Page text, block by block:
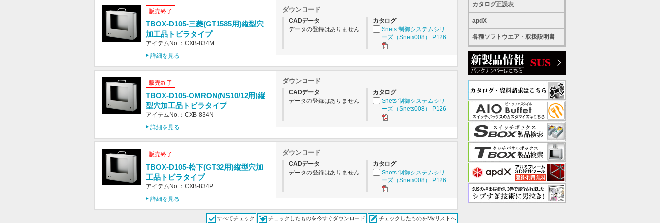
販売終了
TBOX-D105-三菱(GT1585用)縦型穴
加工品トビラタイプ
アイテムNo.：CXB-834M
詳細を見る
ダウンロード
CADデータ
データの登録はありません
カタログ
Snets 制御システムシリ
ーズ（Snets008） P126
販売終了
TBOX-D105-OMRON(NS10/12用)縦
型穴加工品トビラタイプ
アイテムNo.：CXB-834N
詳細を見る
ダウンロード
CADデータ
データの登録はありません
カタログ
Snets 制御システムシリ
ーズ（Snets008） P126
販売終了
TBOX-D105-松下(GT32用)縦型穴加
工品トビラタイプ
アイテムNo.：CXB-834P
詳細を見る
ダウンロード
CADデータ
データの登録はありません
カタログ
Snets 制御システムシリ
ーズ（Snets008） P126
すべてチェック チェックしたものを今すぐダウンロード
チェックしたものをMyリストへ
カタログ正誤表
apdX
各種ソフトウエア・取扱説明書